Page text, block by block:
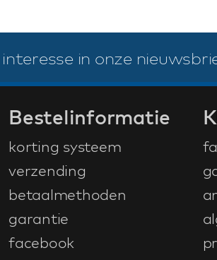
interesse in onze
Bestelinformatie
korting systeem
verzending
betaalmethoden
garantie
facebook